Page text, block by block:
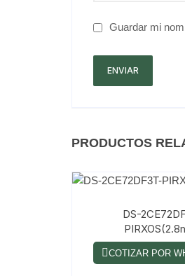
Guardar mi
PRODUCTOS
DS-
COTIZAR POR